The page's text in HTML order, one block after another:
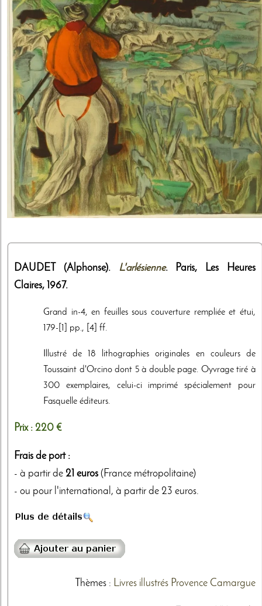
DAUDET (Alphonse). L'arlésienne. Paris,
Les Heures
Claires, 1967.
Grand in-4, en feuilles sous couverture rempliée et étui,
179-[1] pp., [4] ff.
Illustré de 18 lithographies originales en couleurs de
Toussaint d'Orcino dont 5 à double page. Oyvrage tiré à
300 exemplaires, celui-ci imprimé spécialement pour
Fasquelle éditeurs.
Prix : 220 €
Frais de port :
- à partir de 21 euros (France métropolitaine)
- ou pour l'international, à partir de 23 euros.
Thèmes: Livres illustrés Provence Camargue